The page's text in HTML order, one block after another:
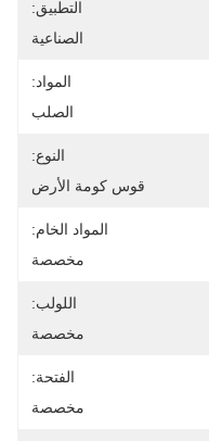
التطبيق:
الصناعية
المواد:
الصلب
النوع:
قوس كومة الأرض
المواد الخام:
مخصصة
اللولب:
مخصصة
الفتحة:
مخصصة